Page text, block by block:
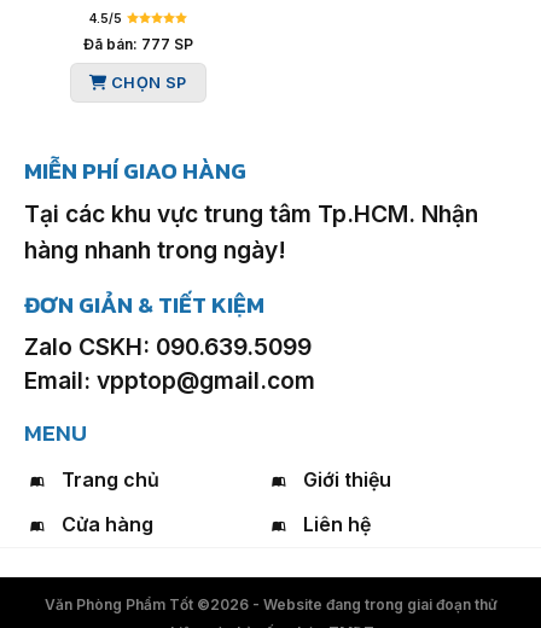
gốc
là:
120,000 ₫.
4.5/5
Đã bán: 777 SP
CHỌN SP
MIỄN PHÍ GIAO HÀNG
Tại các khu vực trung tâm Tp.HCM. Nhận
hàng nhanh trong ngày!
ĐƠN GIẢN & TIẾT KIỆM
Zalo CSKH: 090.639.5099
Email: vpptop@gmail.com
MENU
Trang chủ
Giới thiệu
Cửa hàng
Liên hệ
Văn Phòng Phẩm Tốt ©2026 - Website đang trong giai đoạn thử